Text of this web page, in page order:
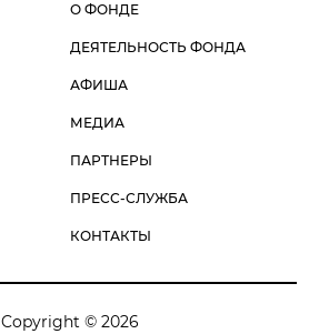
О ФОНДЕ
ДЕЯТЕЛЬНОСТЬ ФОНДА
АФИША
МЕДИА
ПАРТНЕРЫ
ПРЕСС-СЛУЖБА
КОНТАКТЫ
Copyright © 2026